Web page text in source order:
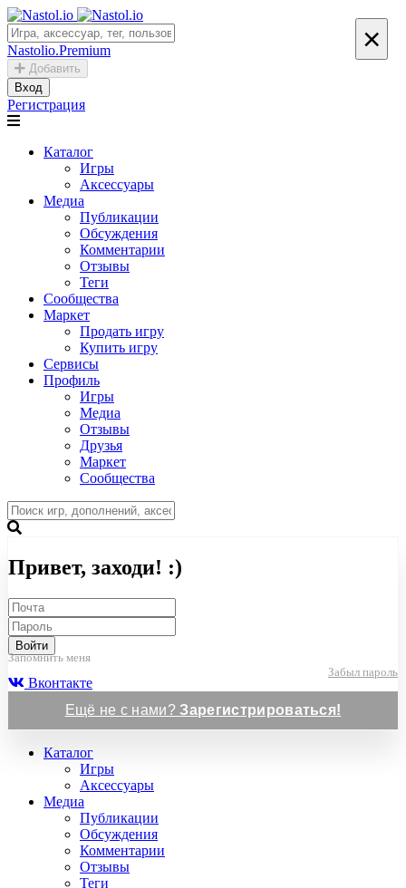
Nastolio.Premium
Добавить
Вход
Регистрация
Каталог
Игры
Аксессуары
Медиа
Публикации
Обсуждения
Комментарии
Отзывы
Теги
Сообщества
Маркет
Продать игру
Купить игру
Сервисы
Профиль
Игры
Медиа
Отзывы
Друзья
Маркет
Сообщества
×
Привет, заходи! :)
Войти
Запомнить меня
Забыл пароль
Вконтакте
Ещё не с нами?Зарегистрироваться!
Каталог
Игры
Аксессуары
Медиа
Публикации
Обсуждения
Комментарии
Отзывы
Теги